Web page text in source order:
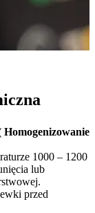
1000 – 1200
lub
przed